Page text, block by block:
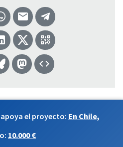
el proyecto: En Chile,
10.000 €